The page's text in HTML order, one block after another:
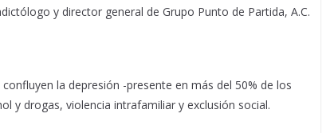
y director general de Grupo Punto de Partida, A.C.
la depresión -presente en más del 50% de los
y drogas, violencia intrafamiliar y exclusión social.